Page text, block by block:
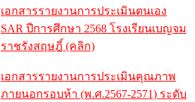
เอกสารรายงานการประเมินตนเอง
SAR ปีการศึกษา 2568 โรงเรียนเบญจม
ราชรังสฤษฎิ์ (คลิก)
เอกสารรายงานการประเมินคุณภาพ
ภายนอกรอบห้า (พ.ศ.2567-2571) ระดับ